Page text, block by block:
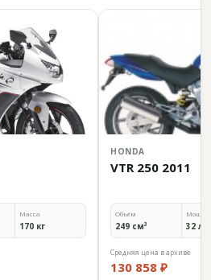
Масса
170 кг
HONDA
VTR 250 2011
Объём
249 см³ 32
Средняя цена в архиве
130 858 ₽